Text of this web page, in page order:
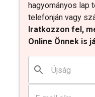
hagyományos lap
telefonján vagy
Iratkozzon fel,
Online Önnek is